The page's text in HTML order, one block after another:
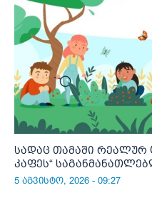
სადაც თამაში რეალურ
კაფეს“
5 აგვისტო, 2026 - 09:27